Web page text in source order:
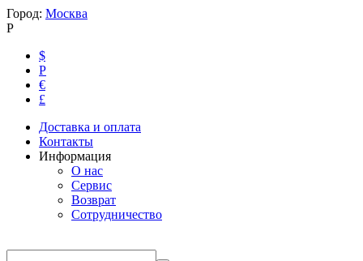
Город: Москва
Р
$
Р
€
£
Доставка и оплата
Контакты
Информация
О нас
Сервис
Возврат
Сотрудничество